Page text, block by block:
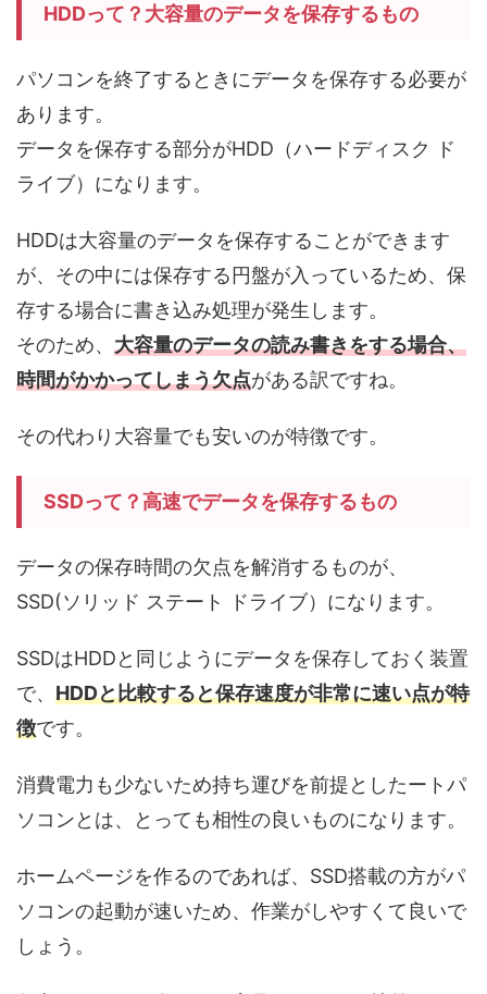
HDDって？大容量のデータを保存するもの
パソコンを終了するときにデータを保存する必要が
あります。
データを保存する部分がHDD（ハードディスク ド
ライブ）になります。
HDDは大容量のデータを保存することができます
が、その中には保存する円盤が入っているため、保
存する場合に書き込み処理が発生します。
そのため、 大容量のデータの読み書きをする場合、
時間がかかってしまう欠点がある訳ですね。
その代わり大容量でも安いのが特徴です。
SSDって？高速でデータを保存するもの
データの保存時間の欠点を解消するものが、
SSD(ソリッド ステート ドライブ）になります。
SSDはHDDと同じようにデータを保存しておく装置
で、 HDDと比較すると保存速度が非常に速い点が特
徴です。
消費電力も少ないため持ち運びを前提としたートパ
ソコンとは、とっても相性の良いものになります。
ホームページを作るのであれば、SSD搭載の方がパ
ソコンの起動が速いため、作業がしやすくて良いで
しょう。